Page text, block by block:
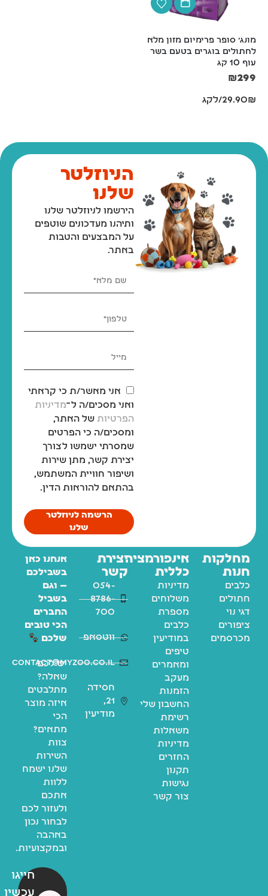
מונג' סופר פרימיום מזון מלא
לחתולים בוגרים בטעם בשר
עוף 10 קג
₪299
29.90₪/לקג
הניוזלטר
שלנו
הירשמו לניוזלטר שלנו
ותיהנו מעדכונים שוטפים
על המבצעים והטבות
באתר.
אני מאשר/ת כי קראתי
ואני מסכים/ה ל־מדיניות
הפרטיות של האתר,
ומסכים/ה כי הפרטים
שמסרתי ישמשו לצורך
יצירת קשר, מתן שירות
ושיפור חוויית המשתמש,
בהתאם להוראות הדין.
הרשמה לניוזלטר
שלנו
מחלקות
חנות
כלבים
חתולים
דגי נוי
ציפורים
מכרסמים
אינפורמציה
כללית
מדיניות
משלוחים
מספרת
כלבים
במודיעין
טיפים
ומאמרים
מעקב
הזמנות
החשבון שלי
רשימת
משאלות
מדיניות
החזרים
תקנון
נגישות
צור קשר
יצירת
קשר
054-
8786-
700
ווטסאפ
contact@myzoo.co.il
חסידה
21,
מודיעין
אנחנו כאן
בשבילכם
— וגם
בשביל
החברים
הכי טובים
שלכם
יש לכם
שאלה?
מתלבטים
איזה מוצר
הכי
מתאים?
צוות
השירות
שלנו ישמח
ללוות
אתכם
ולעזור לכם
לבחור נכון
באהבה
ובמקצועיות.
חייגו
עכשיו